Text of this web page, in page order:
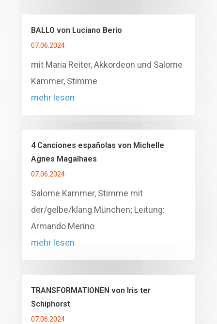
BALLO von Luciano Berio
07.06.2024
mit Maria Reiter, Akkordeon und Salome
Kammer, Stimme
mehr lesen
4 Canciones españolas von Michelle
Agnes Magalhaes
07.06.2024
Salome Kammer, Stimme mit
der/gelbe/klang München; Leitung:
Armando Merino
mehr lesen
TRANSFORMATIONEN von Iris ter
Schiphorst
07.06.2024